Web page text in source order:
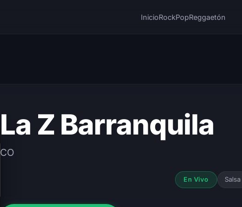
InicioRockPopReggaetón
La Z Barranquila
CO
En Vivo Salsa